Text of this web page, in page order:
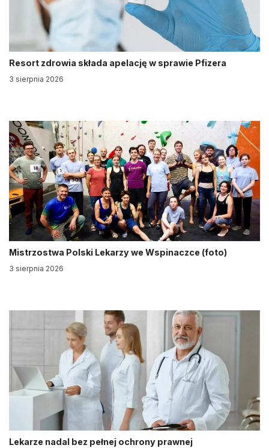
Resort zdrowia składa apelację w sprawie Pfizera
3 sierpnia 2026
Mistrzostwa Polski Lekarzy we Wspinaczce (foto)
3 sierpnia 2026
Lekarze nadal bez pełnej ochrony prawnej